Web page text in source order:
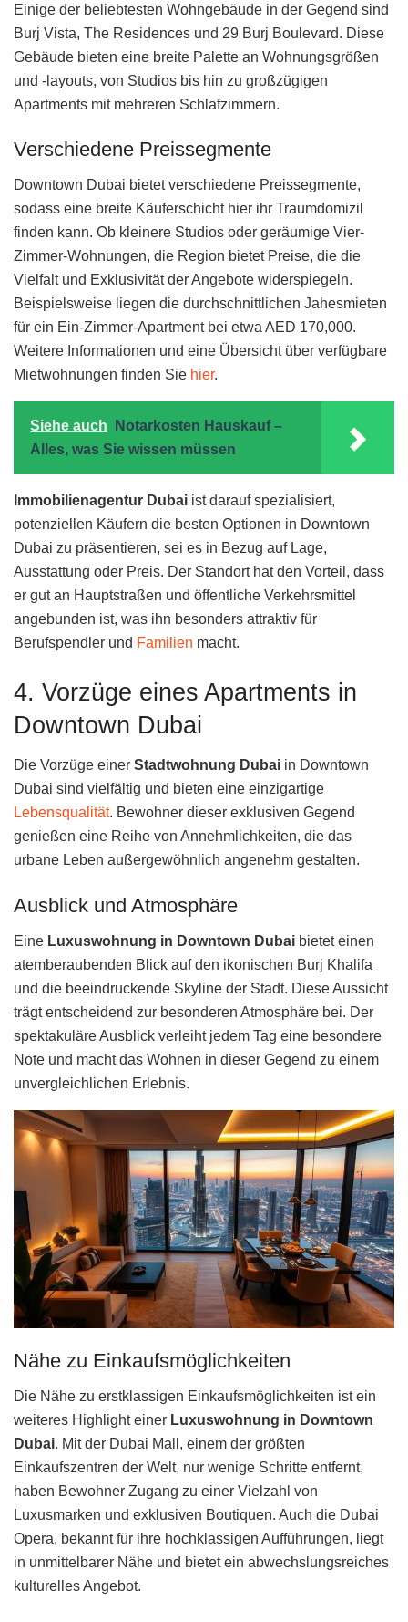
Einige der beliebtesten Wohngebäude in der Gegend sind
Burj Vista, The Residences und 29 Burj Boulevard. Diese
Gebäude bieten eine breite Palette an Wohnungsgrößen
und -layouts, von Studios bis hin zu großzügigen
Apartments mit mehreren Schlafzimmern.
Verschiedene Preissegmente
Downtown Dubai bietet verschiedene Preissegmente,
sodass eine breite Käuferschicht hier ihr Traumdomizil
finden kann. Ob kleinere Studios oder geräumige Vier-
Zimmer-Wohnungen, die Region bietet Preise, die die
Vielfalt und Exklusivität der Angebote widerspiegeln.
Beispielsweise liegen die durchschnittlichen Jahesmieten
für ein Ein-Zimmer-Apartment bei etwa AED 170,000.
Weitere Informationen und eine Übersicht über verfügbare
Mietwohnungen finden Sie hier.
Siehe auch
Notarkosten Hauskauf –
Alles, was Sie wissen müssen
Immobilienagentur Dubai ist darauf spezialisiert,
potenziellen Käufern die besten Optionen in Downtown
Dubai zu präsentieren, sei es in Bezug auf Lage,
Ausstattung oder Preis. Der Standort hat den Vorteil, dass
er gut an Hauptstraßen und öffentliche Verkehrsmittel
angebunden ist, was ihn besonders attraktiv für
Berufspendler und Familien macht.
4. Vorzüge eines Apartments in
Downtown Dubai
Die Vorzüge einer Stadtwohnung Dubai in Downtown
Dubai sind vielfältig und bieten eine einzigartige
Lebensqualität. Bewohner dieser exklusiven Gegend
genießen eine Reihe von Annehmlichkeiten, die das
urbane Leben außergewöhnlich angenehm gestalten.
Ausblick und Atmosphäre
Eine Luxuswohnung in Downtown Dubai bietet einen
atemberaubenden Blick auf den ikonischen Burj Khalifa
und die beeindruckende Skyline der Stadt. Diese Aussicht
trägt entscheidend zur besonderen Atmosphäre bei. Der
spektakuläre Ausblick verleiht jedem Tag eine besondere
Note und macht das Wohnen in dieser Gegend zu einem
unvergleichlichen Erlebnis.
Nähe zu Einkaufsmöglichkeiten
Die Nähe zu erstklassigen Einkaufsmöglichkeiten ist ein
weiteres Highlight einer Luxuswohnung in Downtown
Dubai. Mit der Dubai Mall, einem der größten
Einkaufszentren der Welt, nur wenige Schritte entfernt,
haben Bewohner Zugang zu einer Vielzahl von
Luxusmarken und exklusiven Boutiquen. Auch die Dubai
Opera, bekannt für ihre hochklassigen Aufführungen, liegt
in unmittelbarer Nähe und bietet ein abwechslungsreiches
kulturelles Angebot.